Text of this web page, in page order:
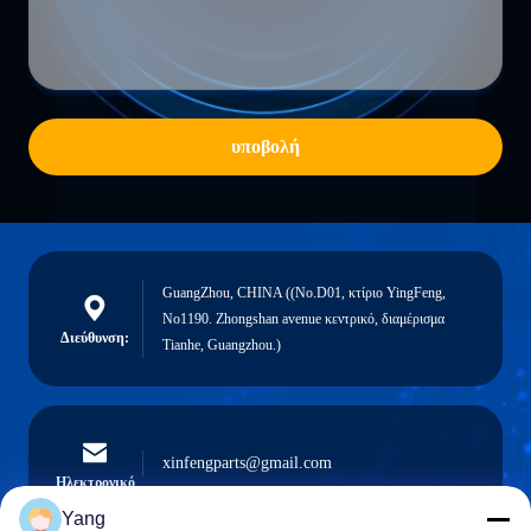
υποβολή
Διεύθυνση:
GuangZhou, CHINA ((No.D01, κτίριο YingFeng,
No1190. Zhongshan avenue κεντρικό, διαμέρισμα
Tianhe, Guangzhou.)
Ηλεκτρονικό
xinfengparts@gmail.com
Yang